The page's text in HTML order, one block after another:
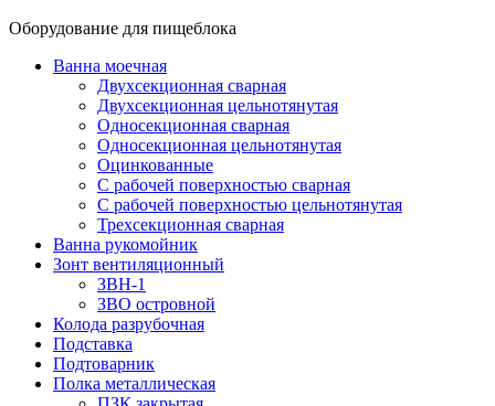
Оборудование для пищеблока
Ванна моечная
Двухсекционная сварная
Двухсекционная цельнотянутая
Односекционная сварная
Односекционная цельнотянутая
Оцинкованные
С рабочей поверхностью сварная
С рабочей поверхностью цельнотянутая
Трехсекционная сварная
Ванна рукомойник
Зонт вентиляционный
ЗВН-1
ЗВО островной
Колода разрубочная
Подставка
Подтоварник
Полка металлическая